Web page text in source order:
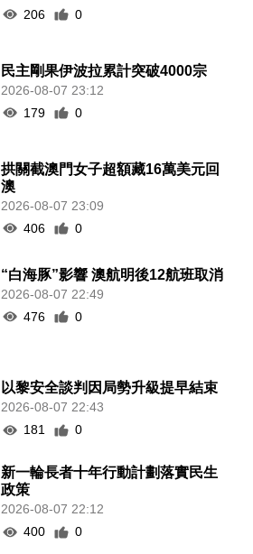
206
0
民主剛果伊波拉累計突破4000宗
2026-08-07 23:12
179
0
拱關截澳門女子超額藏16萬美元回
澳
2026-08-07 23:09
406
0
“白海豚”影響 澳航明後12航班取消
2026-08-07 22:49
476
0
以黎安全談判因局勢升級提早結束
2026-08-07 22:43
181
0
新一輪長者十年行動計劃落實民生
政策
2026-08-07 22:12
400
0